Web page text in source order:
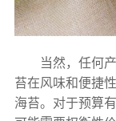
当然，任何
苔在风味和便捷
海苔。对于预算